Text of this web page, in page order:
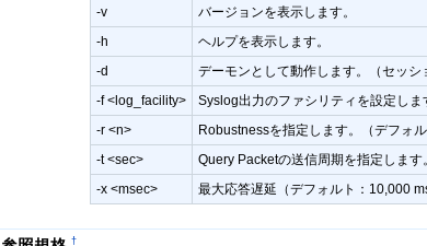
-v バージョンを表示します。
-h ヘルプを表示します。
-d デーモンとして動作します。（セッシ
-f <log_facility> Syslog出力のファシリティを設定しま
-r <n> Robustnessを指定します。（デフォル
-t <sec> Query Packetの送信周期を指定します
-x <msec> 最大応答遅延（デフォルト：10,000
†